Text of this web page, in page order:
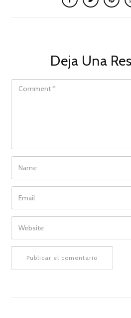
Deja Una
COMMENT
NAME
EMAIL
WEBSITE